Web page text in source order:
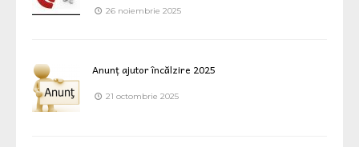
26 noiembrie 2025
Anunț ajutor încălzire 2025
21 octombrie 2025